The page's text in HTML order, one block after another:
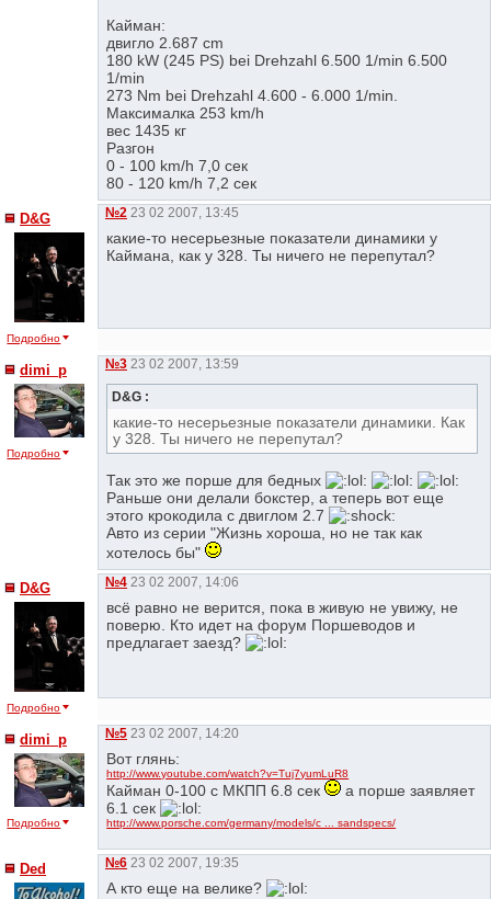
Кайман:
двигло 2.687 cm
180 kW (245 PS) bei Drehzahl 6.500 1/min 6.500
1/min
273 Nm bei Drehzahl 4.600 - 6.000 1/min.
Максималка 253 km/h
вес 1435 кг
Разгон
0 - 100 km/h 7,0 сек
80 - 120 km/h 7,2 сек
D&G
Подробно
№2 23 02 2007, 13:45
какие-то несерьезные показатели динамики у
Каймана, как у 328. Ты ничего не перепутал?
dimi_p
Подробно
№3 23 02 2007, 13:59
D&G :
какие-то несерьезные показатели динамики. Как
у 328. Ты ничего не перепутал?
Так это же порше для бедных
Раньше они делали бокстер, а теперь вот еще
этого крокодила с двиглом 2.7
Авто из серии "Жизнь хороша, но не так как
хотелось бы"
D&G
Подробно
№4 23 02 2007, 14:06
всё равно не верится, пока в живую не увижу, не
поверю. Кто идет на форум Поршеводов и
предлагает заезд?
dimi_p
Подробно
№5 23 02 2007, 14:20
Вот глянь:
http://www.youtube.com/watch?v=Tuj7yumLuR8
Кайман 0-100 с МКПП 6.8 сек
а порше заявляет
6.1 сек
http://www.porsche.com/germany/models/c ... sandspecs/
Ded №6 23 02 2007, 19:35
А кто еще на велике?